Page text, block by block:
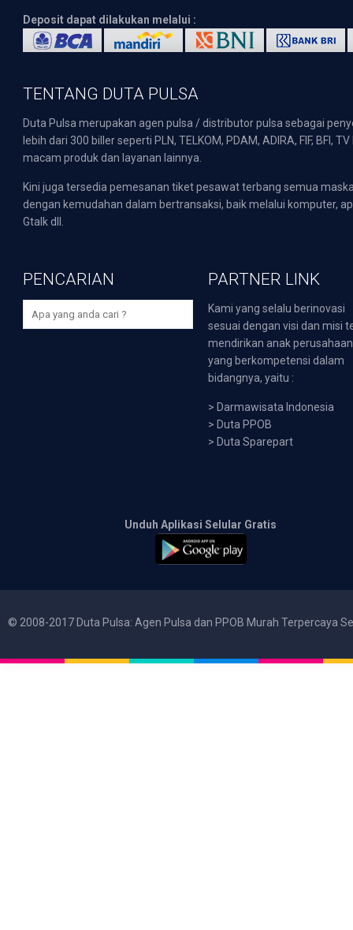
Deposit dapat dilakukan melalui :
TENTANG DUTA PULSA
Duta Pulsa merupakan agen pulsa / distributor pulsa sebagai
lebih dari 300 biller seperti PLN, TELKOM, PDAM, ADIRA, FIF,
macam produk dan layanan lainnya.
Kini juga tersedia pemesanan tiket pesawat terbang semua
dengan kemudahan dalam bertransaksi, baik melalui komputer,
Gtalk dll.
PENCARIAN PARTNER LINK
Kami yang selalu berinovasi
sesuai dengan visi dan misi
mendirikan anak perusahaan
yang berkompetensi dalam
bidangnya, yaitu :
> Darmawisata Indonesia
> Duta PPOB
> Duta Sparepart
Unduh Aplikasi Selular Gratis
© 2008-2017 Duta Pulsa: Agen Pulsa dan PPOB Murah Terpercaya